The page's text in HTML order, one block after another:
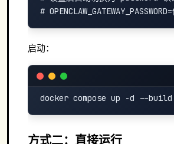
启动：
方式二：直接运行